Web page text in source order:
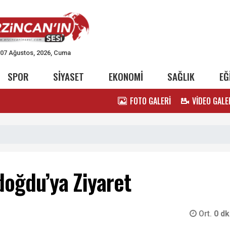
07 Ağustos, 2026, Cuma
SPOR SİYASET EKONOMİ SAĞLIK
FOTO GALERİ VİDEO
Ziyaret
Ort. 0